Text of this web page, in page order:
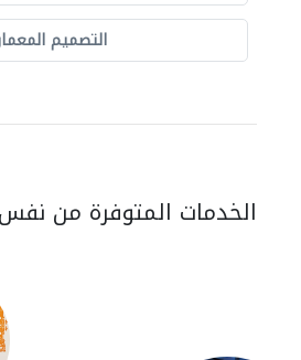
التصميم
الخدمات المتوفرة من